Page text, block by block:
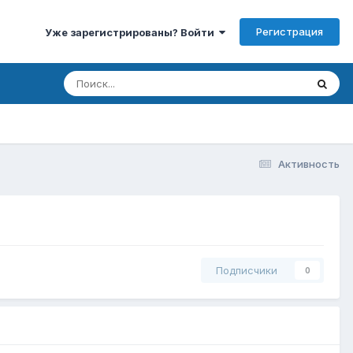
Уже зарегистрированы? Войти Регистрация
Активность
Подписчики 0